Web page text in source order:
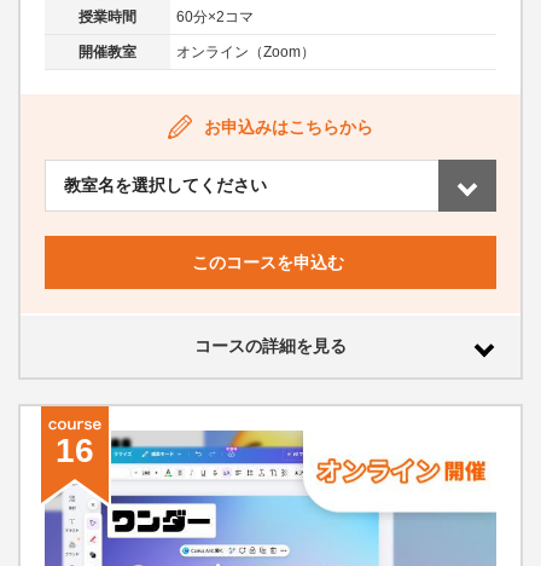
授業時間 60分×2コマ
開催教室 オンライン（Zoom）
お申込みはこちらから
このコースを申込む
コースの詳細を見る
16